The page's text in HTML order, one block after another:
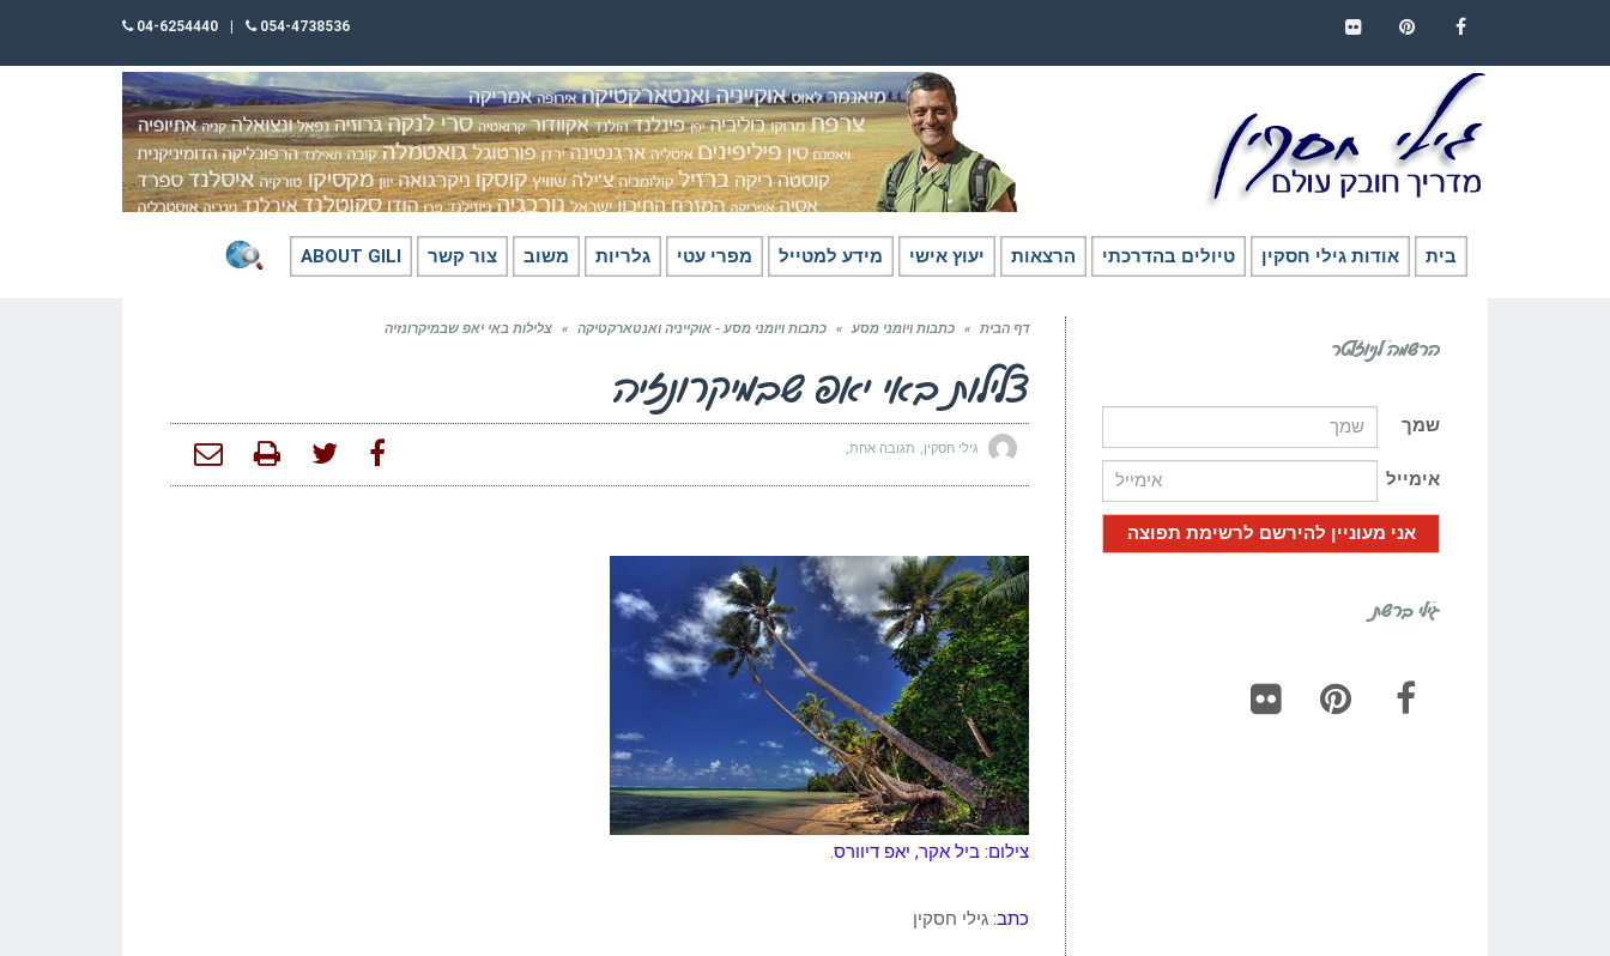
054-4738536
04-6254440
בית אודות גילי חסקין טיולים בהדרכתי הרצאות יעוץ אישי מידע למטייל מפרי עטי גלריות משוב צור קשר ABOUT GILI
דף הבית » כתבות ויומני מסע » כתבות ויומני מסע - אוקייניה ואנטארקטיקה » צלילות באי יאפ שבמיקרונזיה
צלילות באי יאפ שבמיקרונזיה
גילי חסקין תגובה אחת
צילום: ביל אקר, יאפ דיוורס.
כתב: גילי חסקין
הרשמה לניוזלטר
שמך
אימייל
גילי ברשת